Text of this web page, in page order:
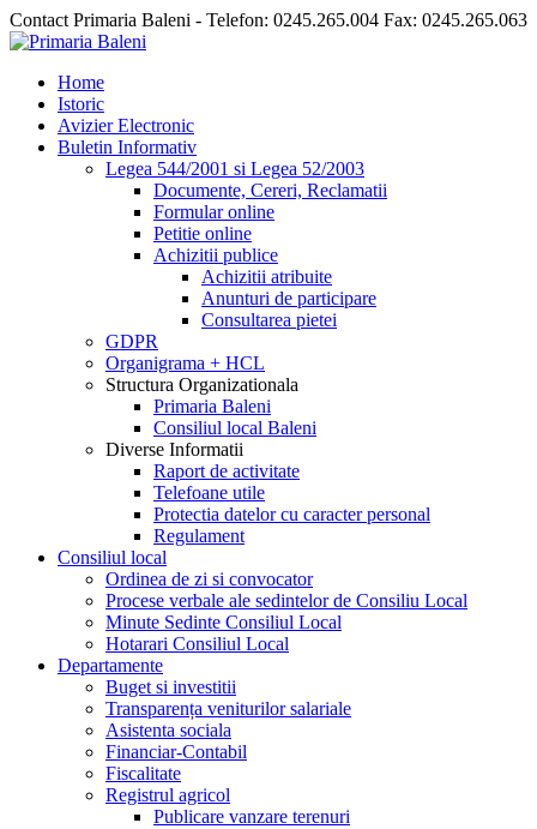
Contact Primaria Baleni - Telefon: 0245.265.004 Fax: 0245.265.063
Home
Istoric
Avizier Electronic
Buletin Informativ
Legea 544/2001 si Legea 52/2003
Documente, Cereri, Reclamatii
Formular online
Petitie online
Achizitii publice
Achizitii atribuite
Anunturi de participare
Consultarea pietei
GDPR
Organigrama + HCL
Structura Organizationala
Primaria Baleni
Consiliul local Baleni
Diverse Informatii
Raport de activitate
Telefoane utile
Protectia datelor cu caracter personal
Regulament
Consiliul local
Ordinea de zi si convocator
Procese verbale ale sedintelor de Consiliu Local
Minute Sedinte Consiliul Local
Hotarari Consiliul Local
Departamente
Buget si investitii
Transparența veniturilor salariale
Asistenta sociala
Financiar-Contabil
Fiscalitate
Registrul agricol
Publicare vanzare terenuri